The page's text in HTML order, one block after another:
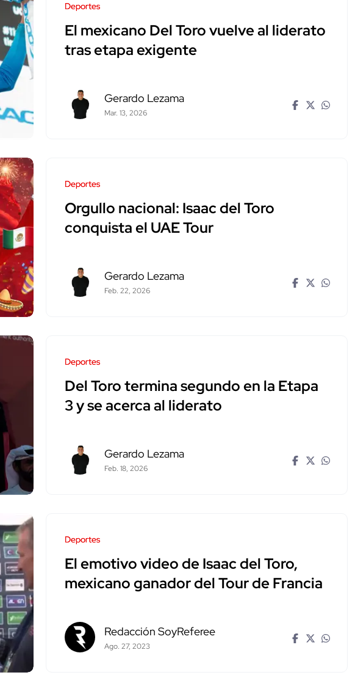
Deportes
El mexicano Del Toro vuelve al liderato
tras etapa exigente
Gerardo Lezama
Mar. 13, 2026
Deportes
Orgullo nacional: Isaac del Toro
conquista el UAE Tour
Gerardo Lezama
Feb. 22, 2026
Deportes
Del Toro termina segundo en la Etapa
3 y se acerca al liderato
Gerardo Lezama
Feb. 18, 2026
Deportes
El emotivo video de Isaac del Toro,
mexicano ganador del Tour de Francia
Redacción SoyReferee
Ago. 27, 2023